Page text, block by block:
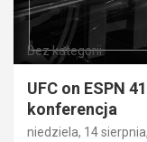
Bez kategorii
UFC on ESPN
konferencja
niedziela, 14